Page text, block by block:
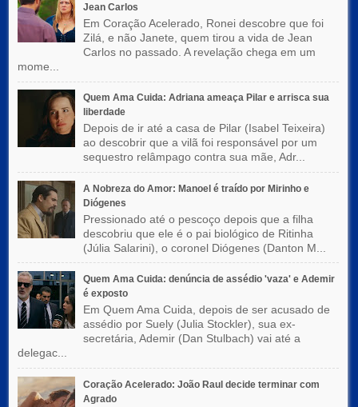
Jean Carlos
Em Coração Acelerado, Ronei descobre que foi
Zilá, e não Janete, quem tirou a vida de Jean
Carlos no passado. A revelação chega em um
mome...
Quem Ama Cuida: Adriana ameaça Pilar e arrisca sua
liberdade
Depois de ir até a casa de Pilar (Isabel Teixeira)
ao descobrir que a vilã foi responsável por um
sequestro relâmpago contra sua mãe, Adr...
A Nobreza do Amor: Manoel é traído por Mirinho e
Diógenes
Pressionado até o pescoço depois que a filha
descobriu que ele é o pai biológico de Ritinha
(Júlia Salarini), o coronel Diógenes (Danton M...
Quem Ama Cuida: denúncia de assédio 'vaza' e Ademir
é exposto
Em Quem Ama Cuida, depois de ser acusado de
assédio por Suely (Julia Stockler), sua ex-
secretária, Ademir (Dan Stulbach) vai até a
delegac...
Coração Acelerado: João Raul decide terminar com
Agrado